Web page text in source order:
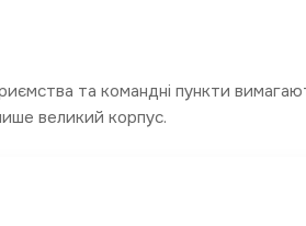
та командні пункти
великий корпус.